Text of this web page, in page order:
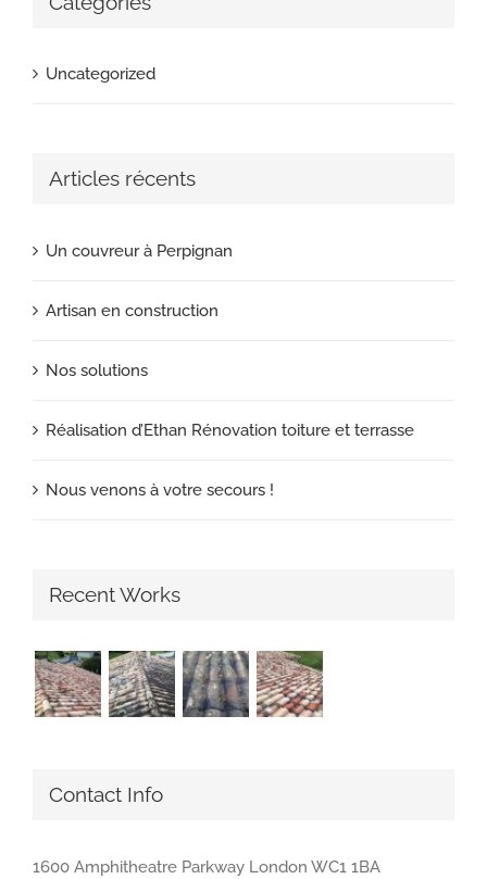
Uncategorized
Articles récents
Un couvreur à Perpignan
Artisan en construction
Nos solutions
Réalisation d’Ethan Rénovation toiture et terrasse
Nous venons à votre secours !
Recent Works
Contact Info
1600 Amphitheatre Parkway London WC1 1BA